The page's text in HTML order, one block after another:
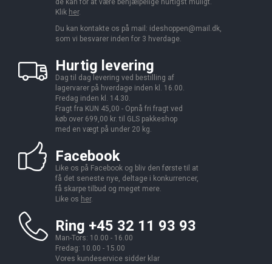
Klik her.
Du kan kontakte os på mail: ideshoppen@mail.dk,
som vi besvarer inden for 3 hverdage.
Hurtig levering
Dag til dag levering ved bestilling af
lagervarer på hverdage inden kl. 16.00.
Fredag inden kl. 14.30.
Fragt fra KUN 45,00 - Opnå fri fragt ved
køb over 699,00 kr. til GLS pakkeshop
med en vægt på under 20 kg.
Facebook
Like os på Facebook og bliv den første til at
få det seneste nye, deltage i konkurrencer,
få skarpe tilbud og meget mere.
Like os her.
Ring +45 32 11 93 93
Man-Tors: 10.00 - 16.00
Fredag: 10.00 - 15.00
Vores kundeservice sidder klar